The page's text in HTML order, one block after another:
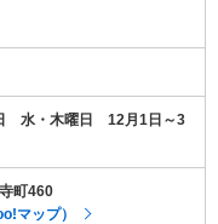
水・木曜日 12月1日～3
町460
マップ）